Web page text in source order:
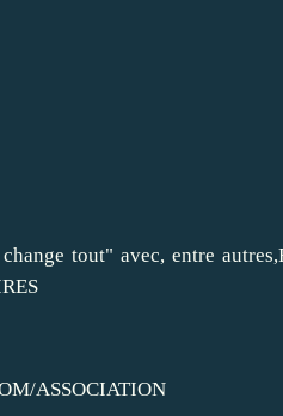
tout" avec, entre
ASSOCIATION